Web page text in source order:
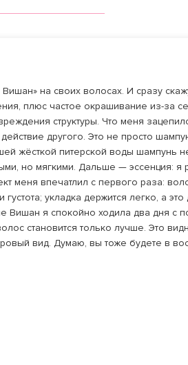
на своих волосах. И сразу
плюс частое окрашивание из-за
структуры. Что меня
другого. Это не просто
жёсткой питерской воды шампунь
но мягкими. Дальше — эссенция:
меня впечатлил с первого раза:
укладка держится легко, а
Вишан я спокойно ходила два дня с
становится только лучше. Это
вид. Думаю, вы тоже будете в